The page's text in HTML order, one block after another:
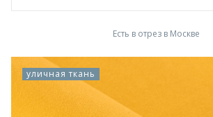
Есть в отрез в Москве
уличная ткань